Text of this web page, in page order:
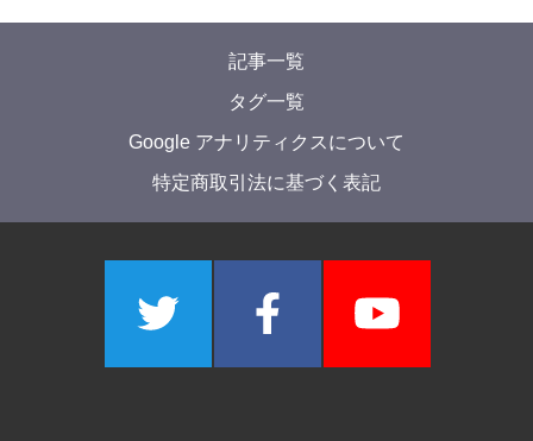
記事一覧
タグ一覧
Google アナリティクスについて
特定商取引法に基づく表記